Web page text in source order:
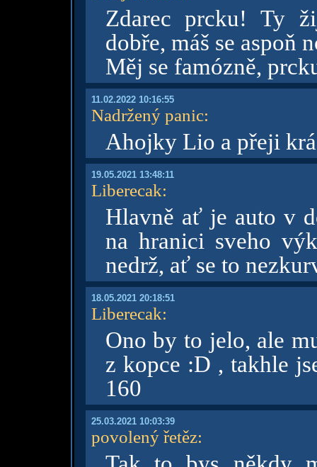
Zdarec prcku! Ty
dobře, máš se aspoň
Měj se famózně,
11.02.2022 10:16:55
Nadržený panic:
Ahojky Lio a přeji
19.05.2021 13:48:11
Liberecak:
Hlavně ať je auto v
na hranici sveho
nedrž, ať se to
18.05.2021 20:18:51
Liberecak:
Ono by to jelo, ale
z kopce :D , takhle
160
25.03.2021 10:03:39
povolený řetěz: